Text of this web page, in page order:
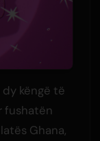
këngë të
fushatën
Ghana,